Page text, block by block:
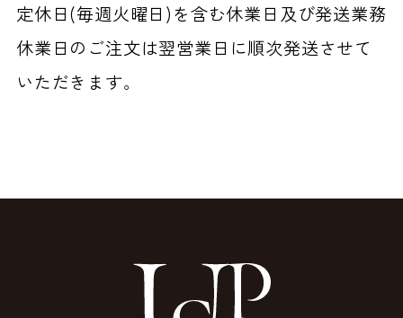
定休日(毎週火曜日)を含む休業日及び発送業務
休業日のご注文は翌営業日に順次発送させて
いただきます。